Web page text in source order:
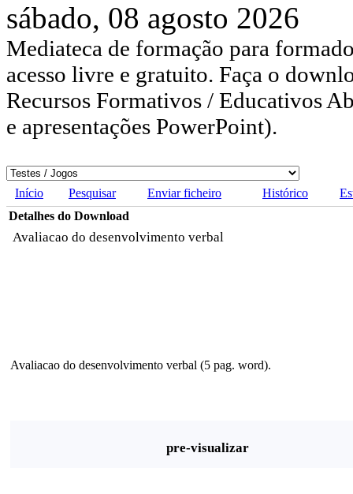
sábado, 08 agosto 2026
Mediateca de formação para
acesso livre e gratuito. Faça o
Recursos Formativos / Educativos
e apresentações PowerPoint).
Início Pesquisar Enviar ficheiro Histórico
Detalhes do Download
Avaliacao do desenvolvimento verbal
Avaliacao do desenvolvimento verbal (5 pag. word).
pre-visualizar